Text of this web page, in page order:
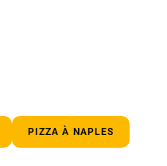
PIZZA À NAPLES